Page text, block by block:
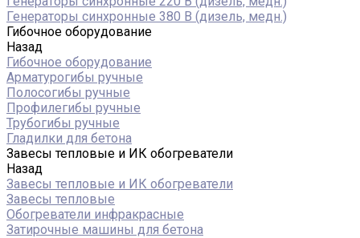
Генераторы синхронные 380 В (дизель, медн.)
Гибочное оборудование
Назад
Гибочное оборудование
Арматурогибы ручные
Полосогибы ручные
Профилегибы ручные
Трубогибы ручные
Гладилки для бетона
Завесы тепловые и ИК обогреватели
Назад
Завесы тепловые и ИК обогреватели
Завесы тепловые
Обогреватели инфракрасные
Затирочные машины для бетона